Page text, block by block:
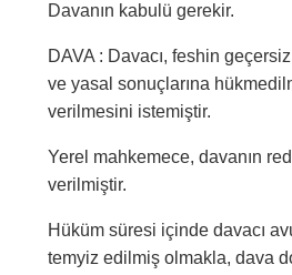
Davanın kabulü gerekir.
DAVA : Davacı, feshin
ve yasal sonuçlarına
verilmesini istemiştir.
Yerel mahkemece, davanın
verilmiştir.
Hüküm süresi içinde davacı
temyiz edilmiş olmakla, dava